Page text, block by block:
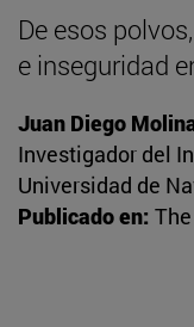
De esos
e inseguridad
Juan Diego
Investigador del
Universidad de
Publicado en: